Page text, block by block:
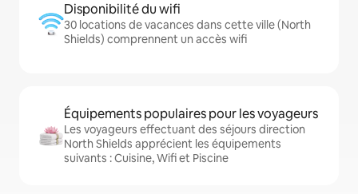
Disponibilité du wifi
30 locations de vacances dans cette ville (North
Shields) comprennent un accès wifi
Équipements populaires pour les voyageurs
Les voyageurs effectuant des séjours direction
North Shields apprécient les équipements
suivants : Cuisine, Wifi et Piscine